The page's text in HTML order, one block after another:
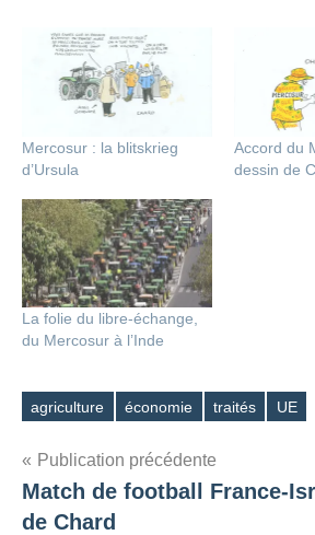
Mercosur : la blitskrieg
d’Ursula
Accord du
dessin de
La folie du libre-échange,
du Mercosur à l’Inde
Étiquettes
agriculture économie traités UE
Navigation
de
Publication précédente
Match de football France-
de Chard